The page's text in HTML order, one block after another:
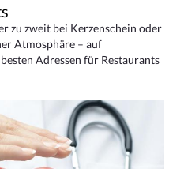
zu zweit bei Kerzenschein oder
Atmosphäre – auf
Adressen für Restaurants